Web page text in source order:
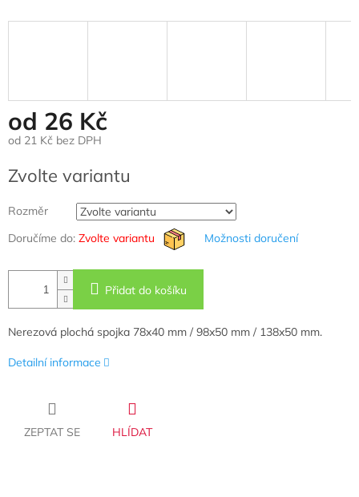
od 26 Kč
od 21 Kč bez DPH
cena:
Zvolte variantu
Rozměr
Doručíme do: Zvolte variantu Možnosti doručení
Přidat do košíku
Nerezová plochá spojka 78x40 mm / 98x50 mm / 138x50 mm.
Detailní informace
ZEPTAT SE HLÍDAT